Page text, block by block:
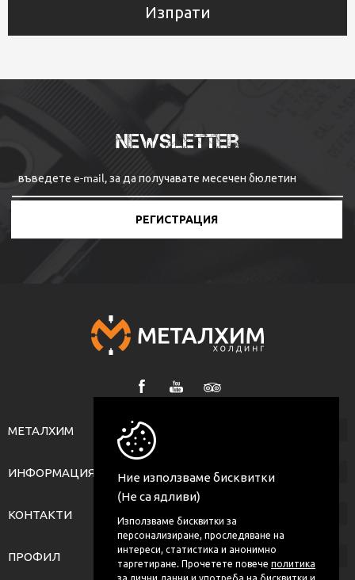
Ние използваме бисквитки
(Не са ядливи)
Използваме бисквитки за
персонализиране, проследяване на
интереси, статистика и анонимно
таргетиране. Прочетете повече политика
Изпрати
Newsletter
РЕГИСТРАЦИЯ
МЕТАЛХИМ
ИНФОРМАЦИЯ
КОНТАКТИ
ПРОФИЛ